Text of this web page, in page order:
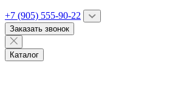
+7 (905) 555-90-22
Заказать звонок
Каталог